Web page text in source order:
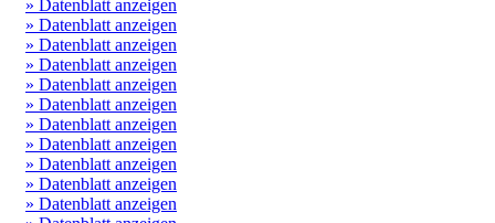
» Datenblatt anzeigen
» Datenblatt anzeigen
» Datenblatt anzeigen
» Datenblatt anzeigen
» Datenblatt anzeigen
» Datenblatt anzeigen
» Datenblatt anzeigen
» Datenblatt anzeigen
» Datenblatt anzeigen
» Datenblatt anzeigen
» Datenblatt anzeigen